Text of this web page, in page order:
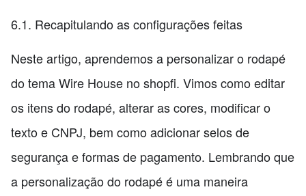
6.1. Recapitulando as configurações feitas
Neste artigo, aprendemos a personalizar o rodapé
do tema Wire House no shopfi. Vimos como editar
os itens do rodapé, alterar as cores, modificar o
texto e CNPJ, bem como adicionar selos de
segurança e formas de pagamento. Lembrando que
a personalização do rodapé é uma maneira